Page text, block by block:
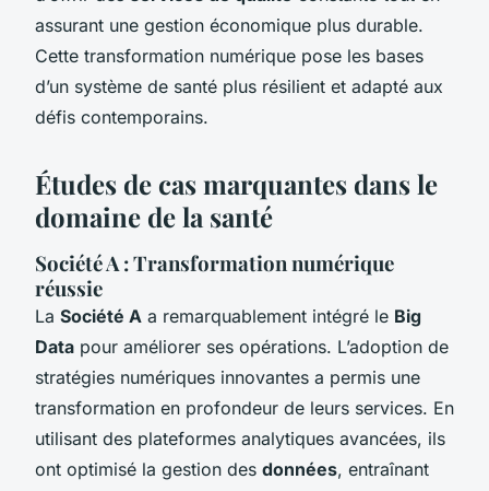
assurant une gestion économique plus durable.
Cette transformation numérique pose les bases
d’un système de santé plus résilient et adapté aux
défis contemporains.
Études de cas marquantes dans le
domaine de la santé
Société A : Transformation numérique
réussie
La Société A a remarquablement intégré le Big
Data pour améliorer ses opérations. L’adoption de
stratégies numériques innovantes a permis une
transformation en profondeur de leurs services. En
utilisant des plateformes analytiques avancées, ils
ont optimisé la gestion des données, entraînant